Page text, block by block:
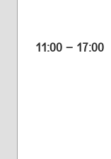
11:00 – 17:00